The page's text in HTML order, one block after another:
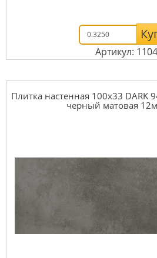
Артикул:
Плитка настенная 100x33 DARK
черный матовая